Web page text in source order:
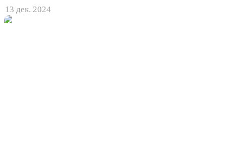
13 дек. 2024